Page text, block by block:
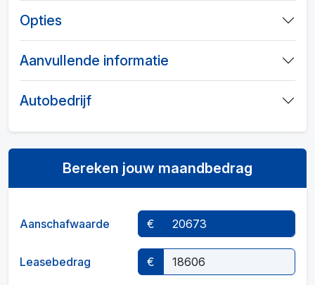
Opties
Aanvullende informatie
Autobedrijf
Bereken jouw maandbedrag
Aanschafwaarde €
Leasebedrag €